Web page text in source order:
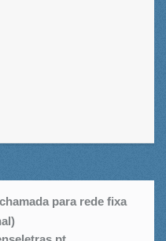
para rede fixa